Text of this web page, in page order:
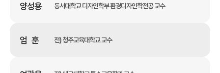
양성용 동서대학교 디자인학부 환경디자인학전공 교수
엄 훈 전) 청주교육대학교 교수